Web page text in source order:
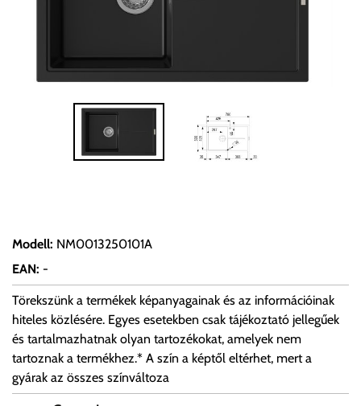
Modell: NM0013250101A
EAN: -
Törekszünk a termékek képanyagainak és az információinak
hiteles közlésére. Egyes esetekben csak tájékoztató jellegűek
és tartalmazhatnak olyan tartozékokat, amelyek nem
tartoznak a termékhez.* A szín a képtől eltérhet, mert a
gyárak az összes színváltoza